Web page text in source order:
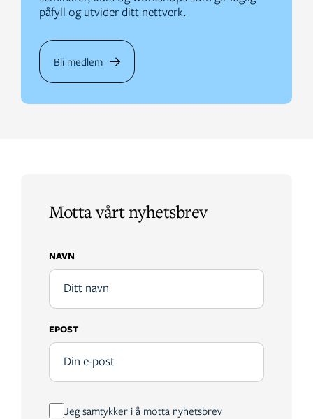
påfyll og utvider ditt nettverk.
Bli medlem
Motta vårt nyhetsbrev
NAVN
EPOST
Jeg samtykker i å motta nyhetsbrev